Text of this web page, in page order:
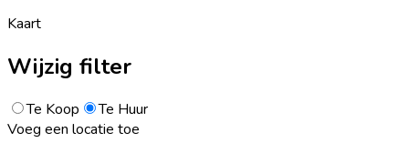
Kaart
Wijzig filter
Te Koop
Te Huur
Voeg een locatie toe